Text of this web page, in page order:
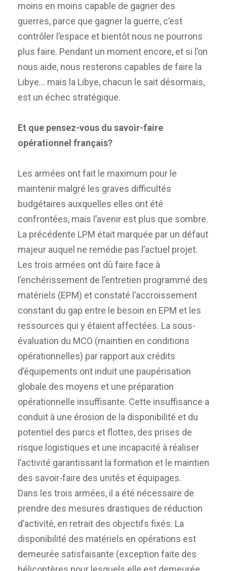
moins en moins capable de gagner des
guerres, parce que gagner la guerre, c’est
contrôler l’espace et bientôt nous ne pourrons
plus faire. Pendant un moment encore, et si l’on
nous aide, nous resterons capables de faire la
Libye… mais la Libye, chacun le sait désormais,
est un échec stratégique.
Et que pensez-vous du savoir-faire
opérationnel français?
Les armées ont fait le maximum pour le
maintenir malgré les graves difficultés
budgétaires auxquelles elles ont été
confrontées, mais l’avenir est plus que sombre.
La précédente LPM était marquée par un défaut
majeur auquel ne remédie pas l’actuel projet.
Les trois armées ont dû faire face à
l’enchérissement de l’entretien programmé des
matériels (EPM) et constaté l’accroissement
constant du gap entre le besoin en EPM et les
ressources qui y étaient affectées. La sous-
évaluation du MCO (maintien en conditions
opérationnelles) par rapport aux crédits
d’équipements ont induit une paupérisation
globale des moyens et une préparation
opérationnelle insuffisante. Cette insuffisance a
conduit à une érosion de la disponibilité et du
potentiel des parcs et flottes, des prises de
risque logistiques et une incapacité à réaliser
l’activité garantissant la formation et le maintien
des savoir-faire des unités et équipages.
Dans les trois armées, il a été nécessaire de
prendre des mesures drastiques de réduction
d’activité, en retrait des objectifs fixés. La
disponibilité des matériels en opérations est
demeurée satisfaisante (exception faite des